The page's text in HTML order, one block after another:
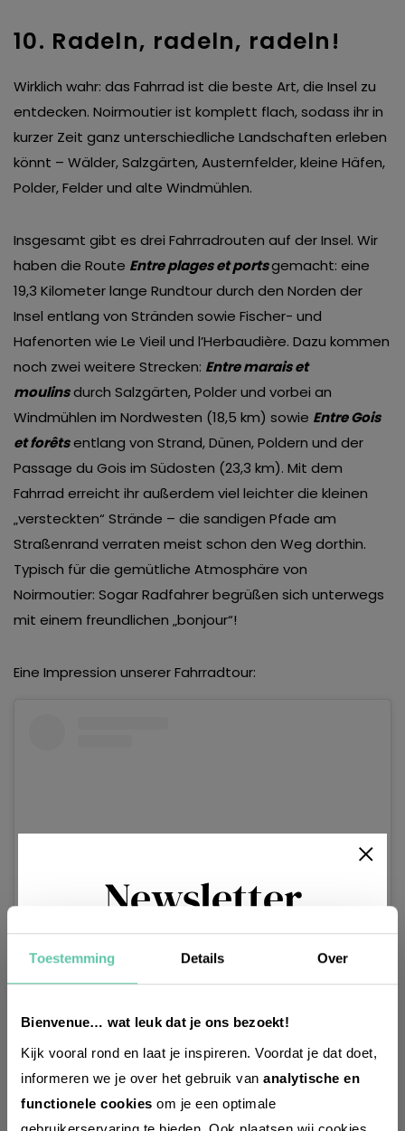
Toestemming Details Over
Bienvenue… wat leuk dat je ons bezoekt!
Kijk vooral rond en laat je inspireren. Voordat je dat doet,
informeren we je over het gebruik van analytische en
functionele cookies om je een optimale
10. Radeln, radeln, radeln!
Wirklich wahr: das Fahrrad ist die beste Art, die Insel zu
entdecken. Noirmoutier ist komplett flach, sodass ihr in
kurzer Zeit ganz unterschiedliche Landschaften erleben
könnt – Wälder, Salzgärten, Austernfelder, kleine Häfen,
Polder, Felder und alte Windmühlen.
Insgesamt gibt es drei Fahrradrouten auf der Insel. Wir
haben die Route Entre plages et portsgemacht: eine
19,3 Kilometer lange Rundtour durch den Norden der
Insel entlang von Stränden sowie Fischer- und
Hafenorten wie Le Vieil und l’Herbaudière. Dazu kommen
noch zwei weitere Strecken: Entre marais et
moulinsdurch Salzgärten, Polder und vorbei an
Windmühlen im Nordwesten (18,5 km) sowie Entre Gois
et forêtsentlang von Strand, Dünen, Poldern und der
Passage du Gois im Südosten (23,3 km). Mit dem
Fahrrad erreicht ihr außerdem viel leichter die kleinen
„versteckten“ Strände – die sandigen Pfade am
Straßenrand verraten meist schon den Weg dorthin.
Typisch für die gemütliche Atmosphäre von
Noirmoutier: Sogar Radfahrer begrüßen sich unterwegs
mit einem freundlichen „bonjour“!
Eine Impression unserer Fahrradtour:
Dit bericht op Instagram bekijken
Newsletter
Möchtest du
Entdeckungen und Insider-Tipps für
Frankreich informiert werden? Dann
melde dich für unseren
zweiwöchentlichen Newsletter an. Im